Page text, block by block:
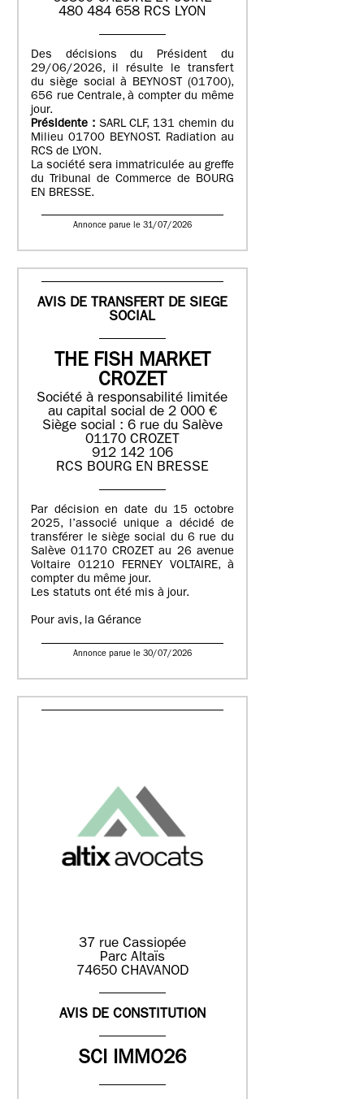
480 484 658 RCS LYON
Des décisions du Président du
29/06/2026, il résulte le transfert
du siège social à BEYNOST (01700),
656 rue Centrale, à compter du même
jour.
Présidente :SARL CLF, 131 chemin du
Milieu 01700 BEYNOST. Radiation au
RCS de LYON.
La société sera immatriculée au greffe
du Tribunal de Commerce de BOURG
EN BRESSE.
Annonce parue le 31/07/2026
AVIS DE TRANSFERT DE SIEGE
SOCIAL
THE FISH MARKET
CROZET
Société à responsabilité limitée
au capital social de 2 000 €
Siège social : 6 rue du Salève
01170 CROZET
912 142 106
RCS BOURG EN BRESSE
Par décision en date du 15 octobre
2025, l’associé unique a décidé de
transférer le siège social du 6 rue du
Salève 01170 CROZET au 26 avenue
Voltaire 01210 FERNEY VOLTAIRE, à
compter du même jour.
Les statuts ont été mis à jour.
Pour avis, la Gérance
Annonce parue le 30/07/2026
37 rue Cassiopée
Parc Altaïs
74650 CHAVANOD
AVIS DE CONSTITUTION
SCI IMMO26